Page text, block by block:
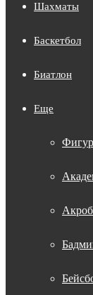
Шахматы
Баскетбол
Биатлон
Еще